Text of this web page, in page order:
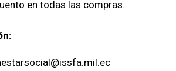
en todas las compras.